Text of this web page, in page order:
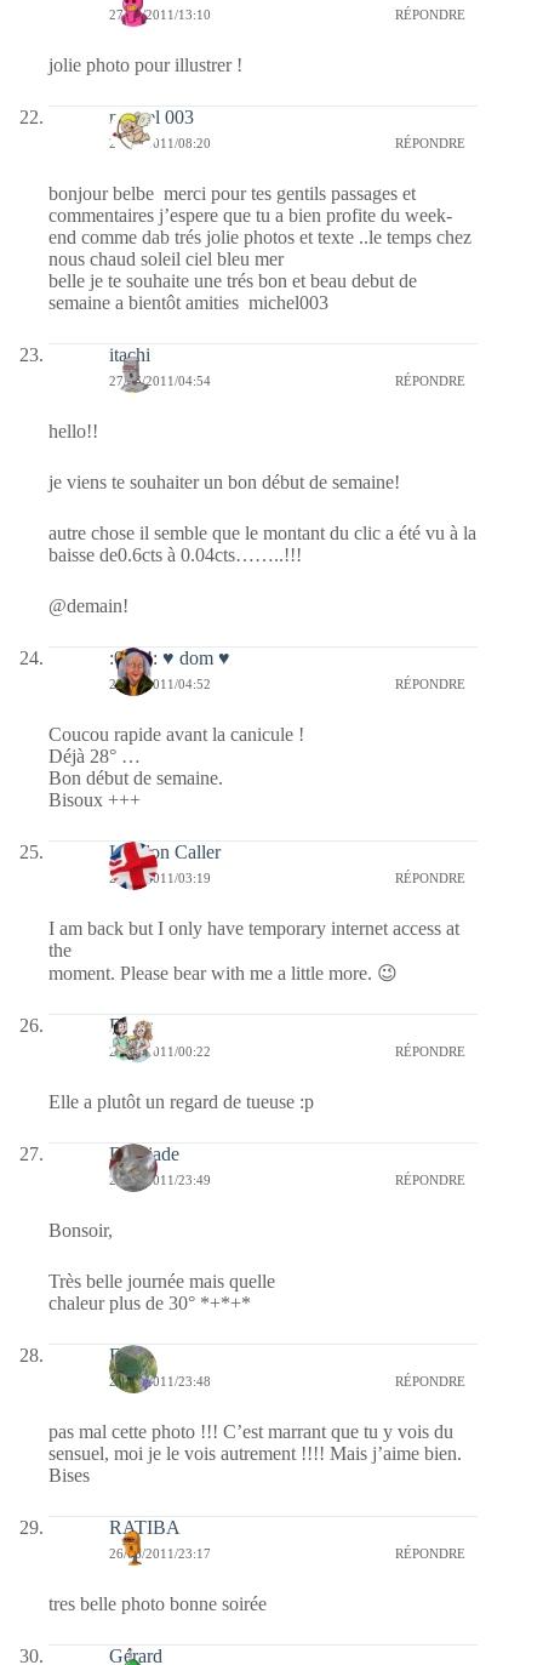
27/06/2011/13:10 RÉPONDRE
jolie photo pour illustrer !
michel 003
27/06/2011/08:20 RÉPONDRE
bonjour belbe merci pour tes gentils passages et
commentaires j’espere que tu a bien profite du week-
end comme dab trés jolie photos et texte ..le temps chez
nous chaud soleil ciel bleu mer
belle je te souhaite une trés bon et beau debut de
semaine a bientôt amities michel003
itachi
27/06/2011/04:54 RÉPONDRE
hello!!
je viens te souhaiter un bon début de semaine!
autre chose il semble que le montant du clic a été vu à la
baisse de0.6cts à 0.04cts……..!!!
@demain!
:0014: ♥ dom ♥
27/06/2011/04:52 RÉPONDRE
Coucou rapide avant la canicule !
Déjà 28° …
Bon début de semaine.
Bisoux +++
London Caller
27/06/2011/03:19 RÉPONDRE
I am back but I only have temporary internet access at
the
moment. Please bear with me a little more. 😉
Floria
27/06/2011/00:22 RÉPONDRE
Elle a plutôt un regard de tueuse :p
Domjade
26/06/2011/23:49 RÉPONDRE
Bonsoir,
Très belle journée mais quelle
chaleur plus de 30° *+*+*
Elo
26/06/2011/23:48 RÉPONDRE
pas mal cette photo !!! C’est marrant que tu y vois du
sensuel, moi je le vois autrement !!!! Mais j’aime bien.
Bises
RATIBA
26/06/2011/23:17 RÉPONDRE
tres belle photo bonne soirée
Gérard